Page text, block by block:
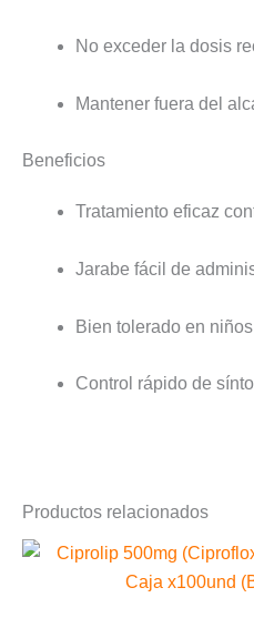
No exceder la dosis
Mantener fuera del
Beneficios
Tratamiento eficaz
Jarabe fácil de
Bien tolerado en
Control rápido de
Productos relacionados